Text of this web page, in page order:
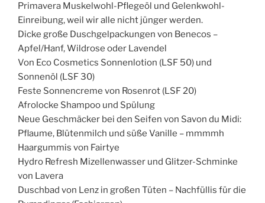
Primavera Muskelwohl-Pflegeöl und Gelenkwohl-
Einreibung, weil wir alle nicht jünger werden.
Dicke große Duschgelpackungen von Benecos –
Apfel/Hanf, Wildrose oder Lavendel
Von Eco Cosmetics Sonnenlotion (LSF 50) und
Sonnenöl (LSF 30)
Feste Sonnencreme von Rosenrot (LSF 20)
Afrolocke Shampoo und Spülung
Neue Geschmäcker bei den Seifen von Savon du Midi:
Pflaume, Blütenmilch und süße Vanille – mmmmh
Haargummis von Fairtye
Hydro Refresh Mizellenwasser und Glitzer-Schminke
von Lavera
Duschbad von Lenz in großen Tüten – Nachfüllis für die